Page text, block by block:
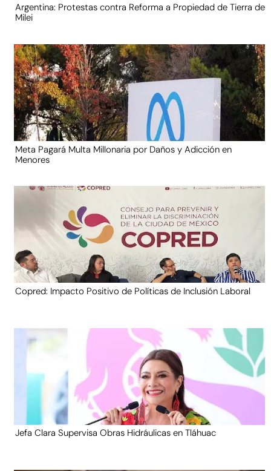
Argentina: Protestas contra Reforma a Propiedad de Tierra de
Milei
Meta Pagará Multa Millonaria por Daños y Adicción en
Menores
Copred: Impacto Positivo de Políticas de Inclusión Laboral
Jefa Clara Supervisa Obras Hidráulicas en Tláhuac